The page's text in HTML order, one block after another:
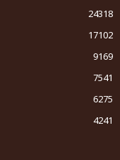
24318
17102
9169
7541
6275
4241